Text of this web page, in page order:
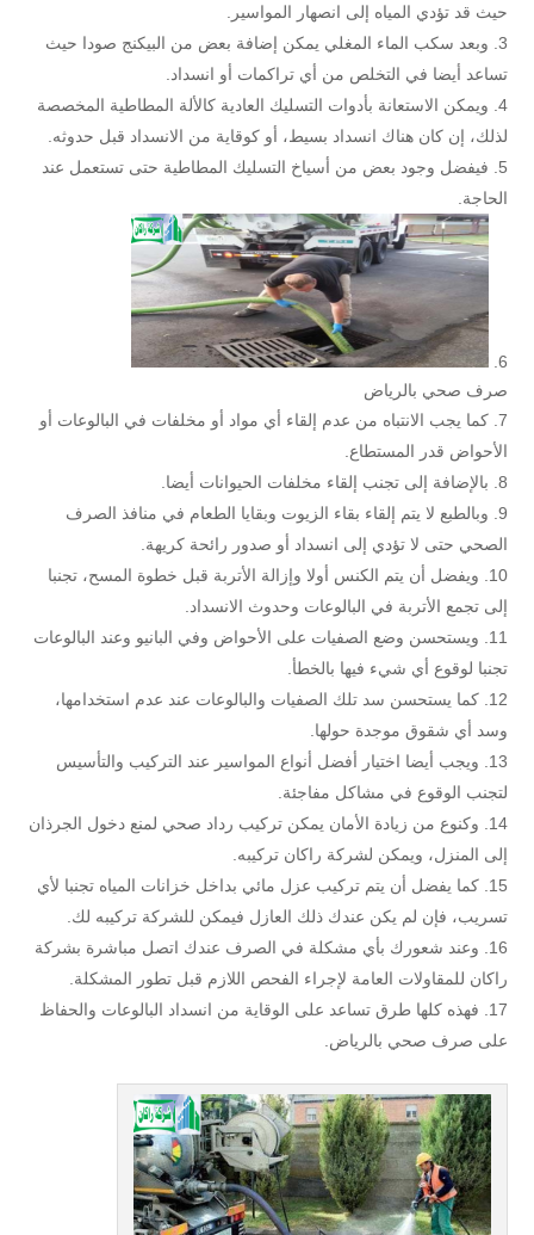
حيث قد تؤدي المياه إلى انصهار المواسير.
وبعد سكب الماء المغلي يمكن إضافة بعض من البيكنج صودا حيث
تساعد أيضا في التخلص من أي تراكمات أو انسداد.
ويمكن الاستعانة بأدوات التسليك العادية كالألة المطاطية المخصصة
لذلك، إن كان هناك انسداد بسيط، أو كوقاية من الانسداد قبل حدوثه.
فيفضل وجود بعض من أسياخ التسليك المطاطية حتى تستعمل عند
الحاجة.
صرف صحي بالرياض
كما يجب الانتباه من عدم إلقاء أي مواد أو مخلفات في البالوعات أو
الأحواض قدر المستطاع.
بالإضافة إلى تجنب إلقاء مخلفات الحيوانات أيضا.
وبالطبع لا يتم إلقاء بقاء الزيوت وبقايا الطعام في منافذ الصرف
الصحي حتى لا تؤدي إلى انسداد أو صدور رائحة كريهة.
ويفضل أن يتم الكنس أولا وإزالة الأتربة قبل خطوة المسح، تجنبا
إلى تجمع الأتربة في البالوعات وحدوث الانسداد.
ويستحسن وضع الصفيات على الأحواض وفي البانيو وعند البالوعات
تجنبا لوقوع أي شيء فيها بالخطأ.
كما يستحسن سد تلك الصفيات والبالوعات عند عدم استخدامها،
وسد أي شقوق موجدة حولها.
ويجب أيضا اختيار أفضل أنواع المواسير عند التركيب والتأسيس
لتجنب الوقوع في مشاكل مفاجئة.
وكنوع من زيادة الأمان يمكن تركيب رداد صحي لمنع دخول الجرذان
إلى المنزل، ويمكن لشركة راكان تركيبه.
كما يفضل أن يتم تركيب عزل مائي بداخل خزانات المياه تجنبا لأي
تسريب، فإن لم يكن عندك ذلك العازل فيمكن للشركة تركيبه لك.
وعند شعورك بأي مشكلة في الصرف عندك اتصل مباشرة بشركة
راكان للمقاولات العامة لإجراء الفحص اللازم قبل تطور المشكلة.
فهذه كلها طرق تساعد على الوقاية من انسداد البالوعات والحفاظ
على صرف صحي بالرياض.